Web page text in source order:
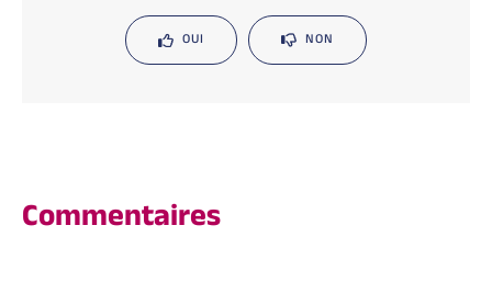
OUI NON
Commentaires